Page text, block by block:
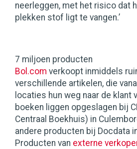
neerleggen, met het risico dat
plekken stof ligt te vangen.’
7 miljoen producten
Bol.com verkoopt inmiddels
verschillende artikelen, die
locaties hun weg naar de klant
boeken liggen opgeslagen bij
Centraal Boekhuis) in
andere producten bij Docdata
Producten van externe